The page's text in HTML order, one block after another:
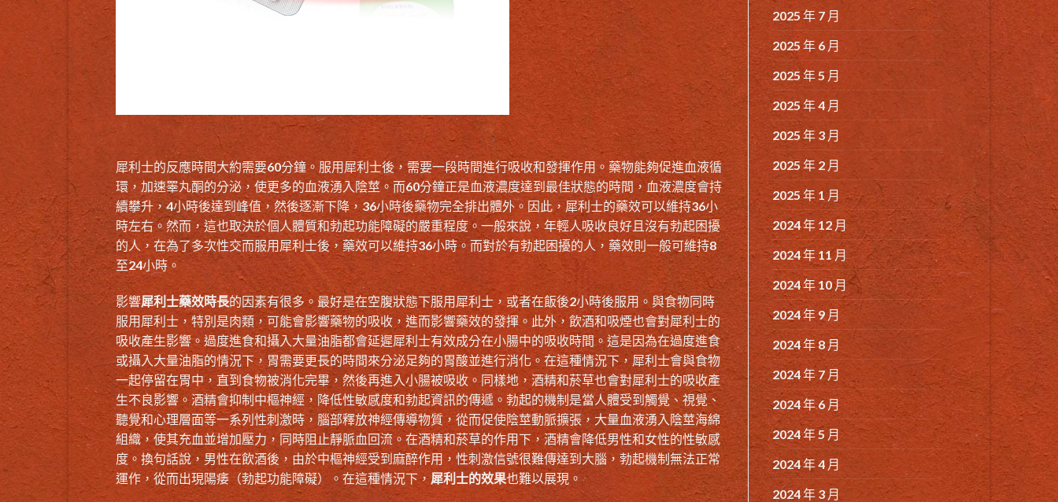
犀利士的反應時間大約需要60分鐘。服用犀利士後，需要一段時間進行吸收和發揮作用。藥物能夠促進血液循
環，加速睪丸酮的分泌，使更多的血液湧入陰莖。而60分鐘正是血液濃度達到最佳狀態的時間，血液濃度會持
續攀升，4小時後達到峰值，然後逐漸下降，36小時後藥物完全排出體外。因此，犀利士的藥效可以維持36小
時左右。然而，這也取決於個人體質和勃起功能障礙的嚴重程度。一般來說，年輕人吸收良好且沒有勃起困擾
的人，在為了多次性交而服用犀利士後，藥效可以維持36小時。而對於有勃起困擾的人，藥效則一般可維持8
至24小時。
影響犀利士藥效時長的因素有很多。最好是在空腹狀態下服用犀利士，或者在飯後2小時後服用。與食物同時
服用犀利士，特別是肉類，可能會影響藥物的吸收，進而影響藥效的發揮。此外，飲酒和吸煙也會對犀利士的
吸收產生影響。過度進食和攝入大量油脂都會延遲犀利士有效成分在小腸中的吸收時間。這是因為在過度進食
或攝入大量油脂的情況下，胃需要更長的時間來分泌足夠的胃酸並進行消化。在這種情況下，犀利士會與食物
一起停留在胃中，直到食物被消化完畢，然後再進入小腸被吸收。同樣地，酒精和菸草也會對犀利士的吸收產
生不良影響。酒精會抑制中樞神經，降低性敏感度和勃起資訊的傳遞。勃起的機制是當人體受到觸覺、視覺、
聽覺和心理層面等一系列性刺激時，腦部釋放神經傳導物質，從而促使陰莖動脈擴張，大量血液湧入陰莖海綿
組織，使其充血並增加壓力，同時阻止靜脈血回流。在酒精和菸草的作用下，酒精會降低男性和女性的性敏感
度。換句話說，男性在飲酒後，由於中樞神經受到麻醉作用，性刺激信號很難傳達到大腦，勃起機制無法正常
運作，從而出現陽痿（勃起功能障礙）。在這種情況下， 犀利士的效果也難以展現。
2025 年 7 月
2025 年 6 月
2025 年 5 月
2025 年 4 月
2025 年 3 月
2025 年 2 月
2025 年 1 月
2024 年 12 月
2024 年 11 月
2024 年 10 月
2024 年 9 月
2024 年 8 月
2024 年 7 月
2024 年 6 月
2024 年 5 月
2024 年 4 月
2024 年 3 月